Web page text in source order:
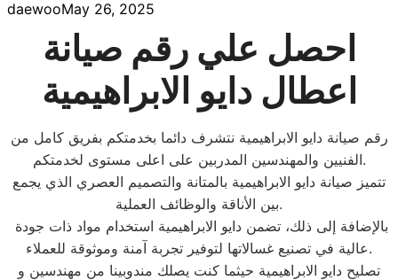
daewooMay 26, 2025
احصل علي رقم صيانة
اعطال دايو الابراهيمية
رقم صيانة دايو الابراهيمية نتشرف دائما بخدمتكم بفريق كامل من
الفنيين والمهندسين المدربين على اعلى مستوى لخدمتكم.
تتميز صيانة دايو الابراهيمية بالمتانة والتصميم العصري الذي يجمع
بين الأناقة والوظائف العملية.
عالية في تصنيع غسالاتها لتوفير تجربة آمنة وموثوقة للعملاء.
تصليح دايو الابراهيمية حيثما كنت يصلك مندوبينا من مهندسين و